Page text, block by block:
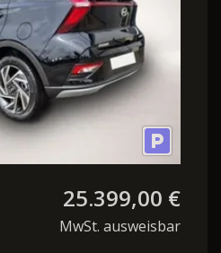
25.399,00 €
MwSt. ausweisbar